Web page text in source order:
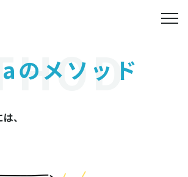
メニ
メソッド
、